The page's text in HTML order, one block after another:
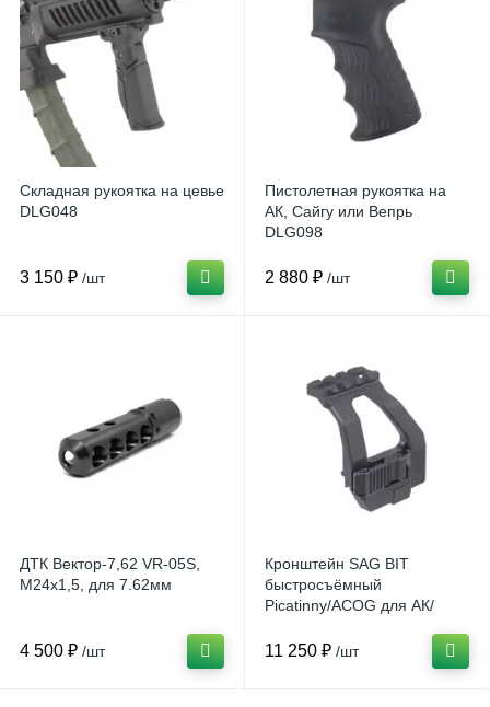
Складная рукоятка на цевье
DLG048
3 150 ₽ /шт
Пистолетная рукоятка на
АК, Сайгу или Вепрь
DLG098
2 880 ₽ /шт
ДТК Вектор-7,62 VR-05S,
М24х1,5, для 7.62мм
4 500 ₽ /шт
Кронштейн SAG BIT
быстросъёмный
Picatinny/ACOG для АК/
11 250 ₽ /шт